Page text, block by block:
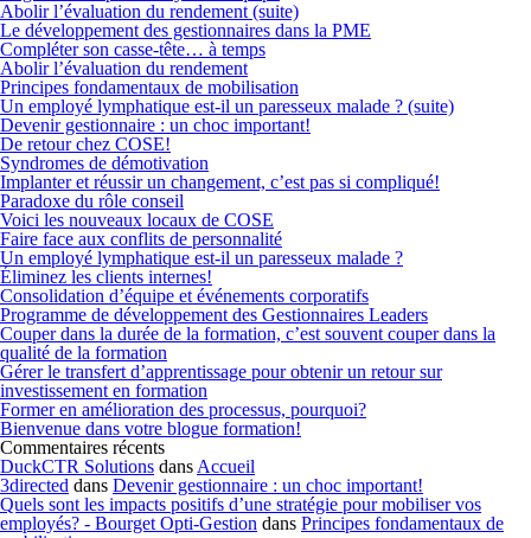
Abolir l’évaluation du rendement (suite)
Le développement des gestionnaires dans la PME
Compléter son casse-tête… à temps
Abolir l’évaluation du rendement
Principes fondamentaux de mobilisation
Un employé lymphatique est-il un paresseux malade ? (suite)
Devenir gestionnaire : un choc important!
De retour chez COSE!
Syndromes de démotivation
Implanter et réussir un changement, c’est pas si compliqué!
Paradoxe du rôle conseil
Voici les nouveaux locaux de COSE
Faire face aux conflits de personnalité
Un employé lymphatique est-il un paresseux malade ?
Éliminez les clients internes!
Consolidation d’équipe et événements corporatifs
Programme de développement des Gestionnaires Leaders
Couper dans la durée de la formation, c’est souvent couper dans la
qualité de la formation
Gérer le transfert d’apprentissage pour obtenir un retour sur
investissement en formation
Former en amélioration des processus, pourquoi?
Bienvenue dans votre blogue formation!
Commentaires récents
DuckCTR Solutions dans Accueil
3directed dans Devenir gestionnaire : un choc important!
Quels sont les impacts positifs d’une stratégie pour mobiliser vos
employés? - Bourget Opti-Gestion dans Principes fondamentaux de